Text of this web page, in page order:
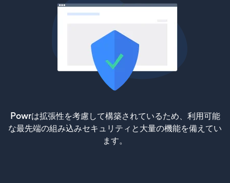
Powrは拡張性を考慮して構築されているため、利用可能
な最先端の組み込みセキュリティと大量の機能を備えてい
ます。